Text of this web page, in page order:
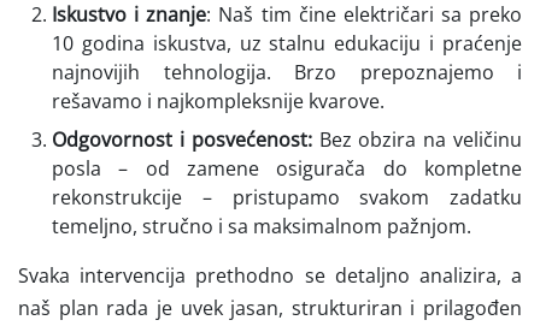
Iskustvo i znanje: Naš tim čine električari sa preko
10 godina iskustva, uz stalnu edukaciju i praćenje
najnovijih tehnologija. Brzo prepoznajemo i
rešavamo i najkompleksnije kvarove.
Odgovornost i posvećenost:Bez obzira na veličinu
posla – od zamene osigurača do kompletne
rekonstrukcije – pristupamo svakom zadatku
temeljno, stručno i sa maksimalnom pažnjom.
Svaka intervencija prethodno se detaljno analizira, a
naš plan rada je uvek jasan, strukturiran i prilagođen